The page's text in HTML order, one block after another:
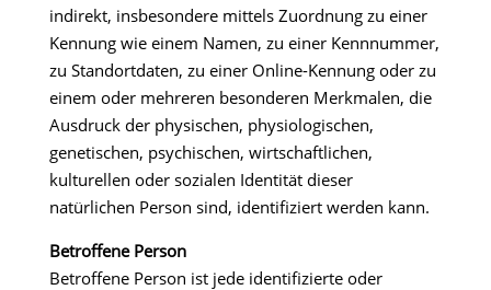
indirekt, insbesondere mittels Zuordnung zu einer
Kennung wie einem Namen, zu einer Kennnummer,
zu Standortdaten, zu einer Online-Kennung oder zu
einem oder mehreren besonderen Merkmalen, die
Ausdruck der physischen, physiologischen,
genetischen, psychischen, wirtschaftlichen,
kulturellen oder sozialen Identität dieser
natürlichen Person sind, identifiziert werden kann.
Betroffene Person
Betroffene Person ist jede identifizierte oder